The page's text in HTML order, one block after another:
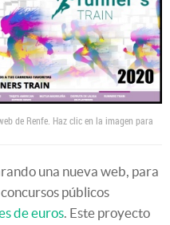
de Renfe. Haz clic en la imagen para
una nueva web, para
públicos
de euros. Este proyecto